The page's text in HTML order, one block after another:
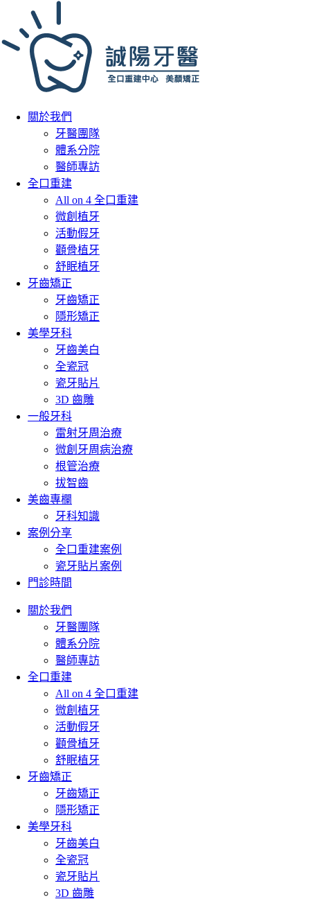
關於我們
牙醫團隊
體系分院
醫師專訪
全口重建
All on 4 全口重建
微創植牙
活動假牙
顴骨植牙
舒眠植牙
牙齒矯正
牙齒矯正
隱形矯正
美學牙科
牙齒美白
全瓷冠
瓷牙貼片
3D 齒雕
一般牙科
雷射牙周治療
微創牙周病治療
根管治療
拔智齒
美齒專欄
牙科知識
案例分享
全口重建案例
瓷牙貼片案例
門診時間
關於我們
牙醫團隊
體系分院
醫師專訪
全口重建
All on 4 全口重建
微創植牙
活動假牙
顴骨植牙
舒眠植牙
牙齒矯正
牙齒矯正
隱形矯正
美學牙科
牙齒美白
全瓷冠
瓷牙貼片
3D 齒雕